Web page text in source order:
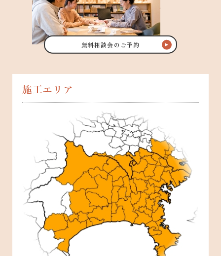
無料相談会のご予約
施工エリア